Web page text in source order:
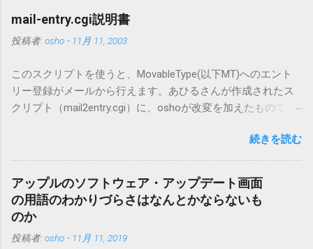
mail-entry.cgi説明書
投稿者: osho - 11月 11, 2003
このスクリプトを使うと、MovableType(以下MT)へのエント
リー登録がメールから行えます。あひるさんが作成されたス
クリプト（mail2entry.cgi）に、oshoが改変を加えたもので
ーも出来ます。 バージョン0.5.3以降の動作確認はMT3.11で行
っています。0.5.2まではMT2.661で確認していました。0.5.3以
降もたぶん動くと思います。 現在のバージョンは0.5.3です。
（2004/12/4リリース）※0.6.3を公開しています。まだ心配な
点が多いため、こちらにはリンクしていません。安定を求め
る方は0.5.3を、新版の機能が必要な方は0.6.3をご利用くださ
い。 こちら からどうぞ。 0.3.6までのバージョンに、エント
続きを読む
アップルのソフトウェア・アップデート画面
の用語のわかりづらさはなんとかならないも
のか
投稿者: osho - 11月 11, 2019